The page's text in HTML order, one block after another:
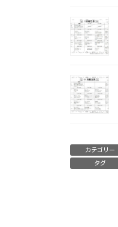
カテゴリー
タグ